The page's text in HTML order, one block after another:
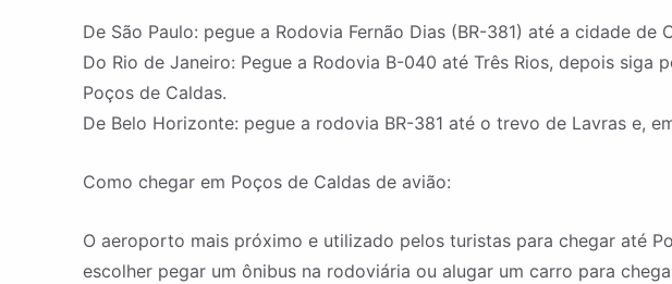
De São Paulo: pegue a Rodovia Fernão Dias (BR-381) até a cidade
Do Rio de Janeiro: Pegue a Rodovia B-040 até Três Rios, depois siga
Poços de Caldas.
De Belo Horizonte: pegue a rodovia BR-381 até o trevo de Lavras e,
Como chegar em Poços de Caldas de avião:
O aeroporto mais próximo e utilizado pelos turistas para chegar até
escolher pegar um ônibus na rodoviária ou alugar um carro para